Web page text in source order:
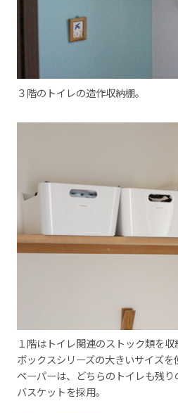
３階のトイレの造作収納棚。
１階はトイレ関連のストック類を
ボックスシリーズの大きいサイズを
ペーパーは、どちらのトイレも残
バスケットを採用。